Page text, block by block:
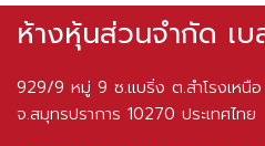
929/9 หมู่ 9 ซ.แบริ่ง ต.สำโรงเหนือ
จ.สมุทรปราการ 10270 ประเทศไทย
โทรศัพท์ : 02-0646086,086-
โทรสาร :02-0646087